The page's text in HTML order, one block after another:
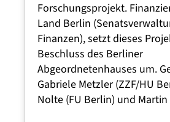
Forschungsprojekt.
Land Berlin
Finanzen), setzt dieses
Beschluss des Berliner
Abgeordnetenhauses um.
Gabriele Metzler (ZZF/HU
Nolte (FU Berlin) und Martin